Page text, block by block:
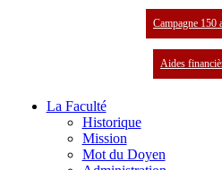
Campagne 150
Aides
La Faculté
Historique
Mission
Mot du Doyen